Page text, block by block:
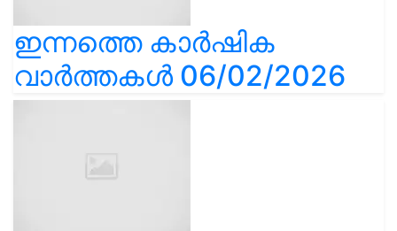
ഇന്നത്തെ കാർഷിക
വാർത്തകൾ 06/02/2026